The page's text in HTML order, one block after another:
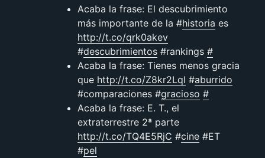
Acaba la frase: El descubrimiento
más importante de la #historia es
http://t.co/qrk0akev
#descubrimientos#rankings #
Acaba la frase: Tienes menos gracia
que http://t.co/Z8kr2LqI #aburrido
#comparaciones #gracioso #
Acaba la frase: E. T., el
extraterrestre 2ª parte
http://t.co/TQ4E5RjC #cine#ET
#pel